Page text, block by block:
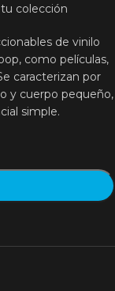
colección
de vinilo
como películas,
caracterizan por
y cuerpo pequeño,
simple.